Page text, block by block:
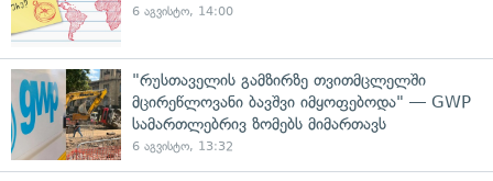
6 აგვისტო, 14:00
"რუსთაველის გამზირზე თვითმცლელში
მცირეწლოვანი ბავშვი იმყოფებოდა" — GWP
სამართლებრივ ზომებს მიმართავს
6 აგვისტო, 13:32